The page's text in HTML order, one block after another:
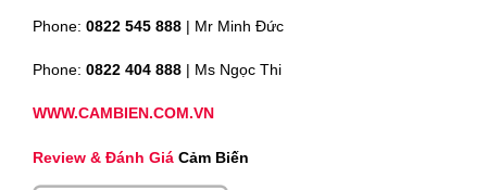
Phone: 0822 545 888 | Mr Minh Đức
Phone: 0822 404 888 | Ms Ngọc Thi
WWW.CAMBIEN.COM.VN
Review & Đánh Giá Cảm Biến